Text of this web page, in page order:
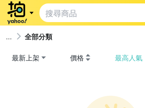
全部分類
最新上架 價格 最高人氣